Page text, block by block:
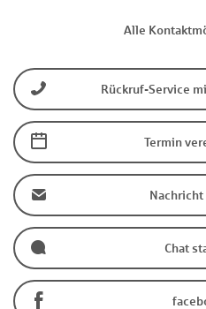
Alle
Rückruf-Service
Termin
Nachricht
Chat